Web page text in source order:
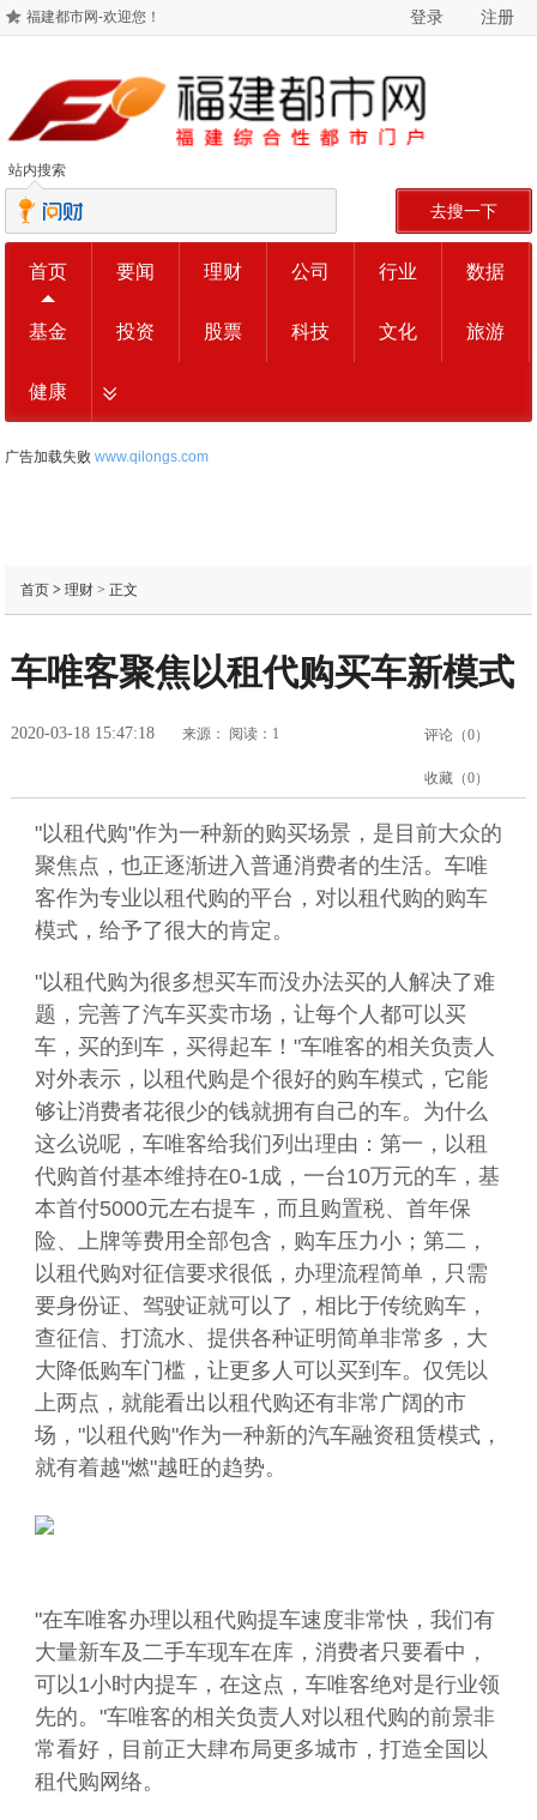
福建都市网-欢迎您！ 登录 注册
站内搜索
去搜一下
首页 要闻 理财 公司 行业 数据
基金 投资 股票 科技 文化 旅游
健康
广告加载失败www.qilongs.com
首页> 理财> 正文
车唯客聚焦以租代购买车新模式
2020-03-18 15:47:18 来源： 阅读：1 评论（0）
收藏（0）
"以租代购"作为一种新的购买场景，是目前大众的
聚焦点，也正逐渐进入普通消费者的生活。车唯
客作为专业以租代购的平台，对以租代购的购车
模式，给予了很大的肯定。
"以租代购为很多想买车而没办法买的人解决了难
题，完善了汽车买卖市场，让每个人都可以买
车，买的到车，买得起车！"车唯客的相关负责人
对外表示，以租代购是个很好的购车模式，它能
够让消费者花很少的钱就拥有自己的车。为什么
这么说呢，车唯客给我们列出理由：第一，以租
代购首付基本维持在0-1成，一台10万元的车，基
本首付5000元左右提车，而且购置税、首年保
险、上牌等费用全部包含，购车压力小；第二，
以租代购对征信要求很低，办理流程简单，只需
要身份证、驾驶证就可以了，相比于传统购车，
查征信、打流水、提供各种证明简单非常多，大
大降低购车门槛，让更多人可以买到车。仅凭以
上两点，就能看出以租代购还有非常广阔的市
场，"以租代购"作为一种新的汽车融资租赁模式，
就有着越"燃"越旺的趋势。
"在车唯客办理以租代购提车速度非常快，我们有
大量新车及二手车现车在库，消费者只要看中，
可以1小时内提车，在这点，车唯客绝对是行业领
先的。"车唯客的相关负责人对以租代购的前景非
常看好，目前正大肆布局更多城市，打造全国以
租代购网络。